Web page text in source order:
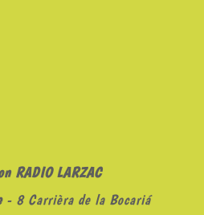
RADIO LARZAC
- 8 Carrièra de la Bocariá